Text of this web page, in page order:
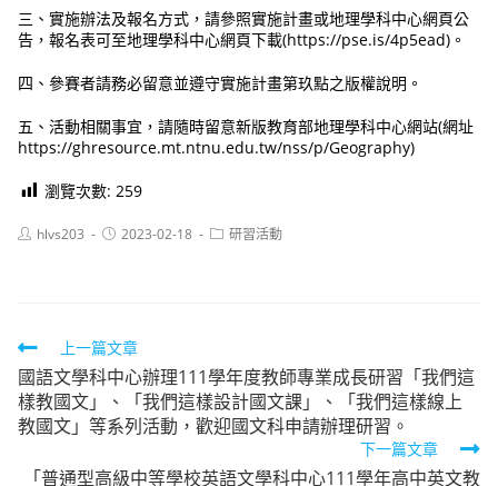
三、實施辦法及報名方式，請參照實施計畫或地理學科中心網頁公
告，報名表可至地理學科中心網頁下載(https://pse.is/4p5ead)。
四、參賽者請務必留意並遵守實施計畫第玖點之版權說明。
五、活動相關事宜，請隨時留意新版教育部地理學科中心網站(網址
https://ghresource.mt.ntnu.edu.tw/nss/p/Geography)
瀏覽次數: 259
Posthlvs203
Post2023-02-18
Post研習活動
Read
more
articles
上一篇文章
國語文學科中心辦理111學年度教師專業成長研習「我們這
樣教國文」、「我們這樣設計國文課」、「我們這樣線上
教國文」等系列活動，歡迎國文科申請辦理研習。
下一篇文章
「普通型高級中等學校英語文學科中心111學年高中英文教